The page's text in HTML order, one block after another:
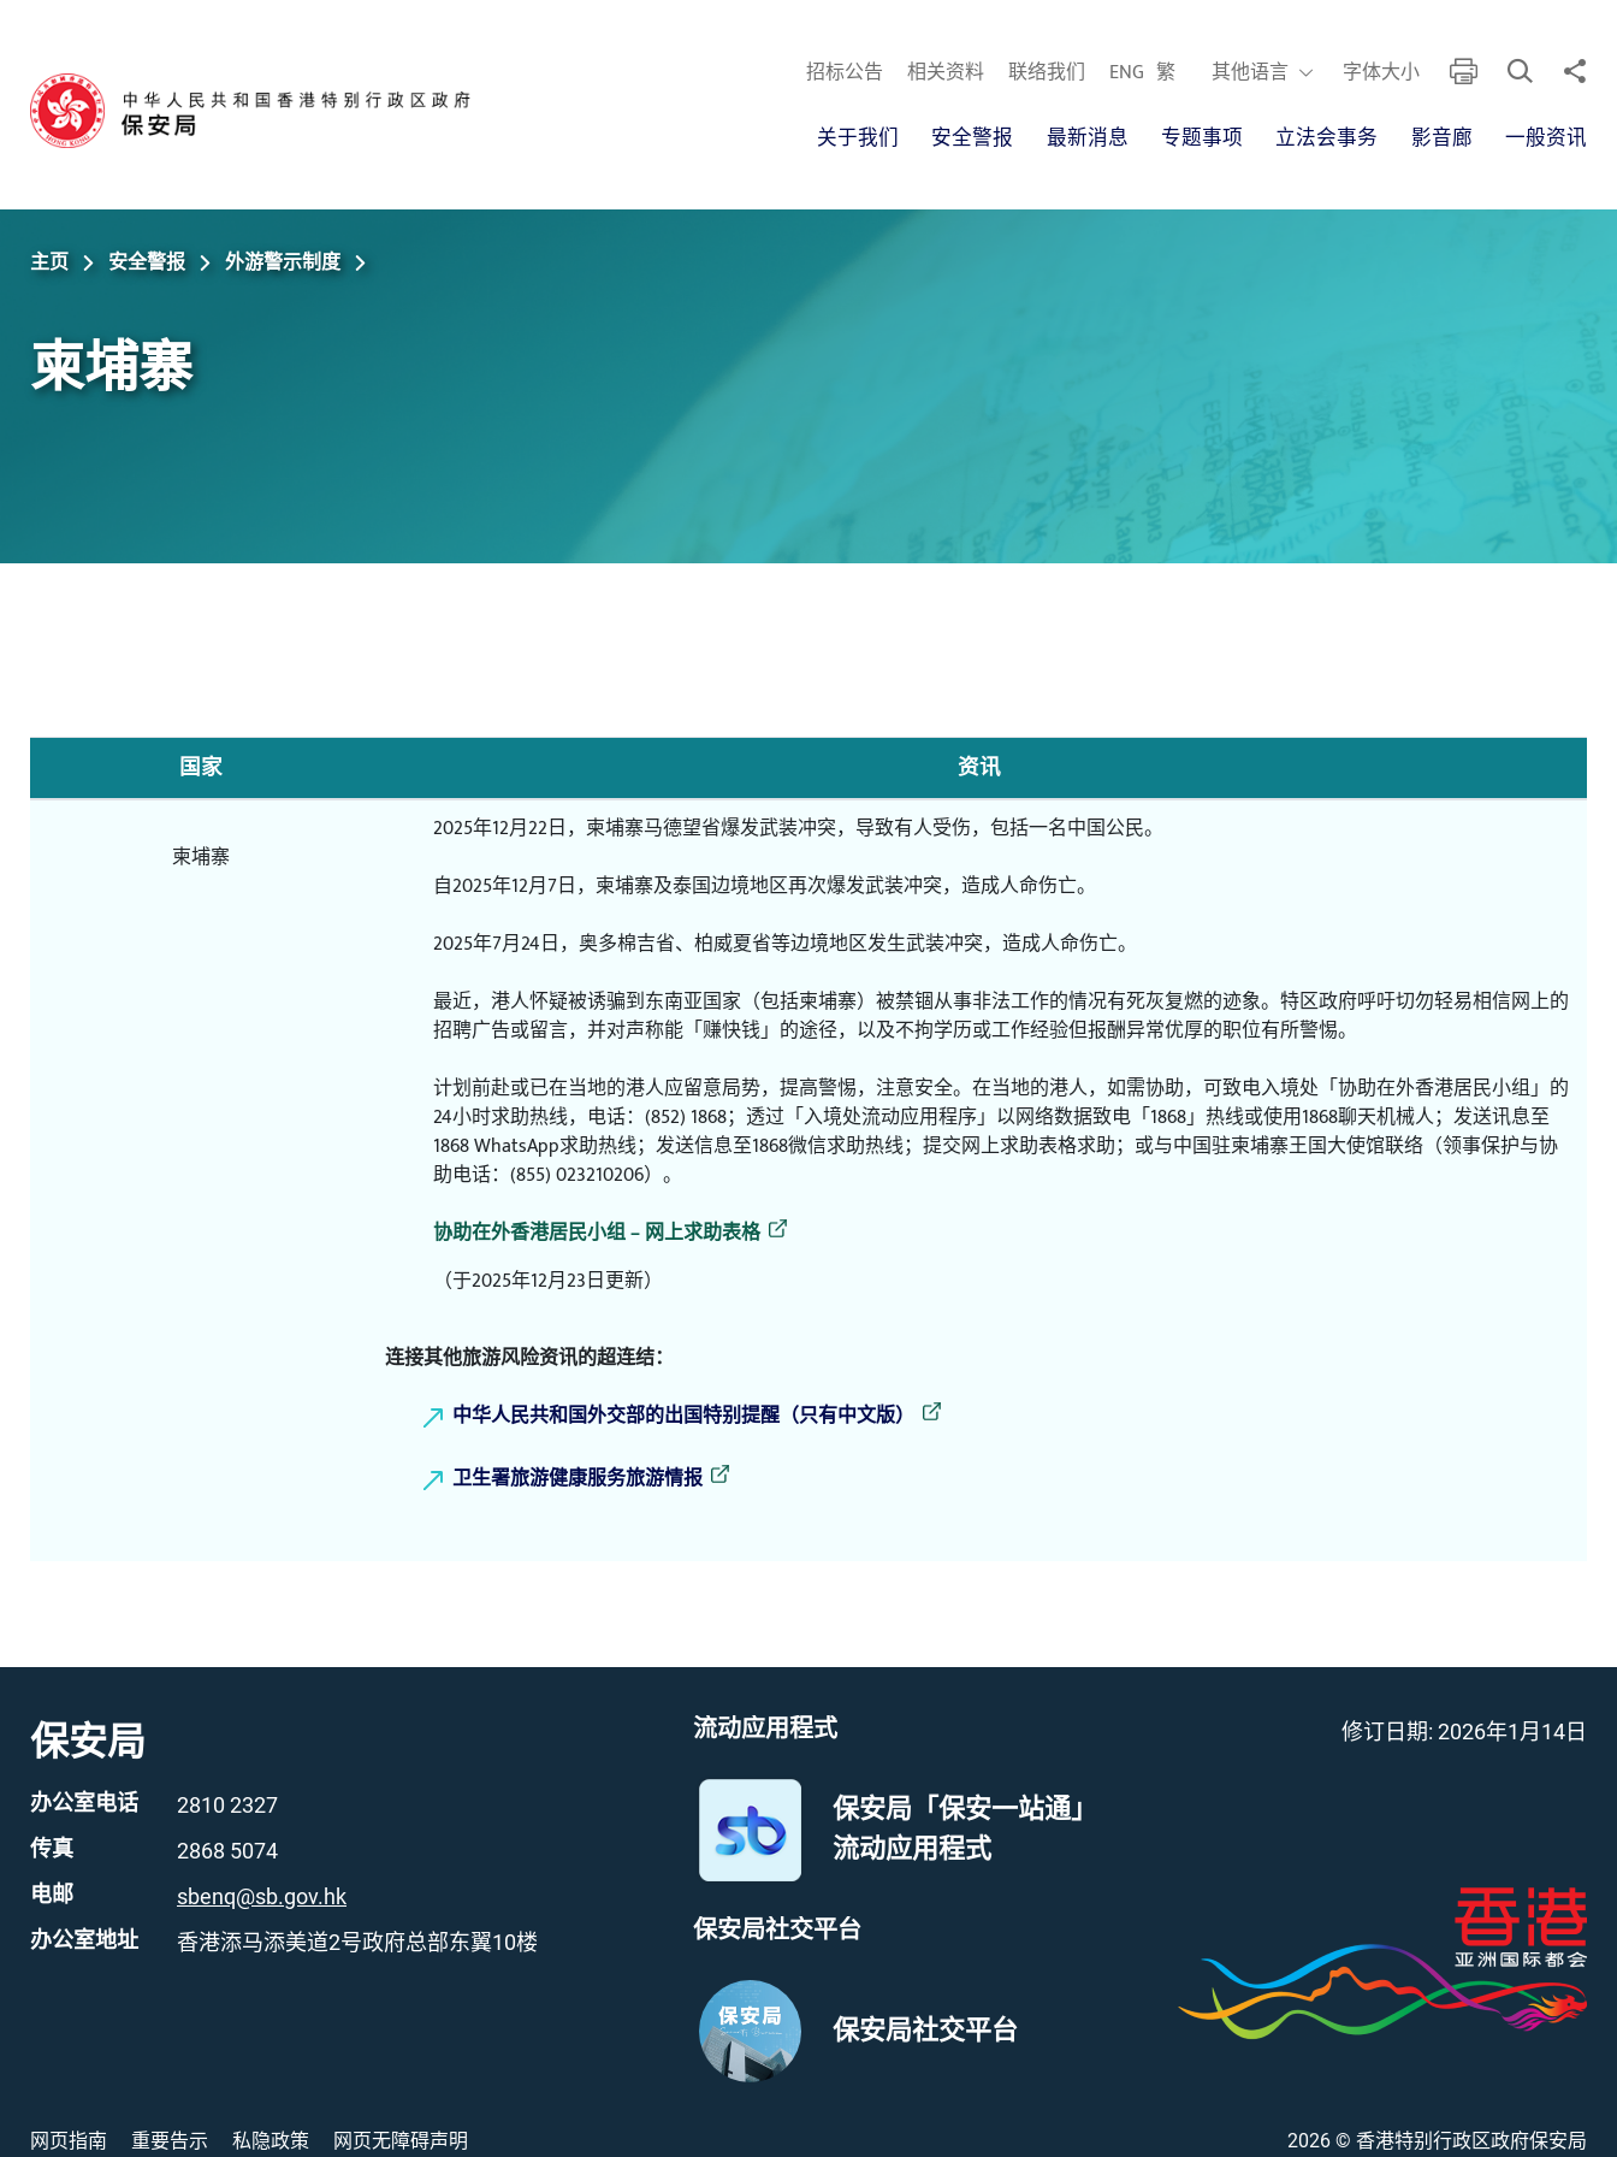
招标公告
相关资料 联络我们 ENG 繁 其他语言
其他语言 字体大小 列印 开启搜寻框
分享
关于我们 安全警报 最新消息 专题事项 立法会事务 影音廊 一般资讯
主页 安全警报 外游警示制度
柬埔寨
国家 资讯
柬埔寨
2025年12月22日，柬埔寨马德望省爆发武装冲突，导致有人受伤，包括一名中国公民。
自2025年12月7日，柬埔寨及泰国边境地区再次爆发武装冲突，造成人命伤亡。
2025年7月24日，奥多棉吉省、柏威夏省等边境地区发生武装冲突，造成人命伤亡。
最近，港人怀疑被诱骗到东南亚国家（包括柬埔寨）被禁锢从事非法工作的情况有死灰复燃的迹象。特区政府呼吁切勿轻易相信网上的
招聘广告或留言，并对声称能「赚快钱」的途径，以及不拘学历或工作经验但报酬异常优厚的职位有所警惕。
计划前赴或已在当地的港人应留意局势，提高警惕，注意安全。在当地的港人，如需协助，可致电入境处「协助在外香港居民小组」的
24小时求助热线，电话：(852) 1868；透过「入境处流动应用程序」以网络数据致电「1868」热线或使用1868聊天机械人；发送讯息至
1868 WhatsApp求助热线；发送信息至1868微信求助热线；提交网上求助表格求助；或与中国驻柬埔寨王国大使馆联络（领事保护与协
助电话：(855) 023210206）。
协助在外香港居民小组 – 网上求助表格
（于2025年12月23日更新）
连接其他旅游风险资讯的超连结：
中华人民共和国外交部的出国特别提醒（只有中文版）
卫生署旅游健康服务旅游情报
保安局
办公室电话 2810 2327
传真 2868 5074
电邮 sbenq@sb.gov.hk
办公室地址 香港添马添美道2号政府总部东翼10楼
流动应用程式
保安局「保安一站通」
流动应用程式
保安局社交平台
保安局社交平台
修订日期: 2026年1月14日
网页指南 重要告示 私隐政策 网页无障碍声明 2026 © 香港特别行政区政府保安局